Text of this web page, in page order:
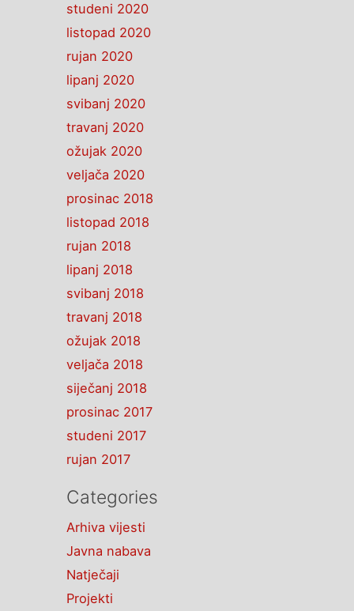
studeni 2020
listopad 2020
rujan 2020
lipanj 2020
svibanj 2020
travanj 2020
ožujak 2020
veljača 2020
prosinac 2018
listopad 2018
rujan 2018
lipanj 2018
svibanj 2018
travanj 2018
ožujak 2018
veljača 2018
siječanj 2018
prosinac 2017
studeni 2017
rujan 2017
Categories
Arhiva vijesti
Javna nabava
Natječaji
Projekti